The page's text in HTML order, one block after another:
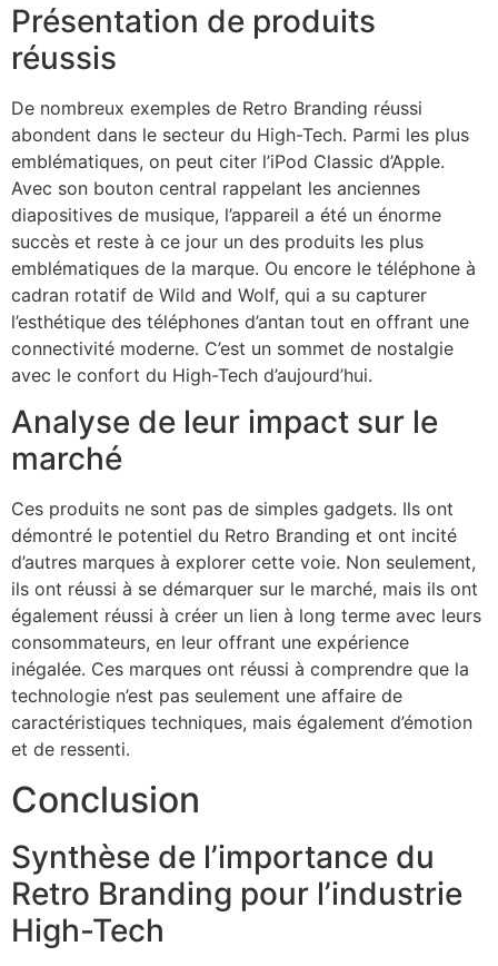
Présentation de produits
réussis
De nombreux exemples de Retro Branding réussi
abondent dans le secteur du High-Tech. Parmi les plus
emblématiques, on peut citer l’iPod Classic d’Apple.
Avec son bouton central rappelant les anciennes
diapositives de musique, l’appareil a été un énorme
succès et reste à ce jour un des produits les plus
emblématiques de la marque. Ou encore le téléphone à
cadran rotatif de Wild and Wolf, qui a su capturer
l’esthétique des téléphones d’antan tout en offrant une
connectivité moderne. C’est un sommet de nostalgie
avec le confort du High-Tech d’aujourd’hui.
Analyse de leur impact sur le
marché
Ces produits ne sont pas de simples gadgets. Ils ont
démontré le potentiel du Retro Branding et ont incité
d’autres marques à explorer cette voie. Non seulement,
ils ont réussi à se démarquer sur le marché, mais ils ont
également réussi à créer un lien à long terme avec leurs
consommateurs, en leur offrant une expérience
inégalée. Ces marques ont réussi à comprendre que la
technologie n’est pas seulement une affaire de
caractéristiques techniques, mais également d’émotion
et de ressenti.
Conclusion
Synthèse de l’importance du
Retro Branding pour l’industrie
High-Tech